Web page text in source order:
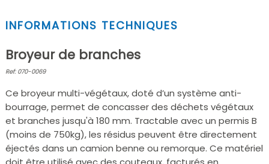
INFORMATIONS TECHNIQUES
Broyeur de branches
Ref: 070-0069
Ce broyeur multi-végétaux, doté d’un système anti-
bourrage, permet de concasser des déchets végétaux
et branches jusqu'à 180 mm. Tractable avec un permis B
(moins de 750kg), les résidus peuvent être directement
éjectés dans un camion benne ou remorque. Ce matériel